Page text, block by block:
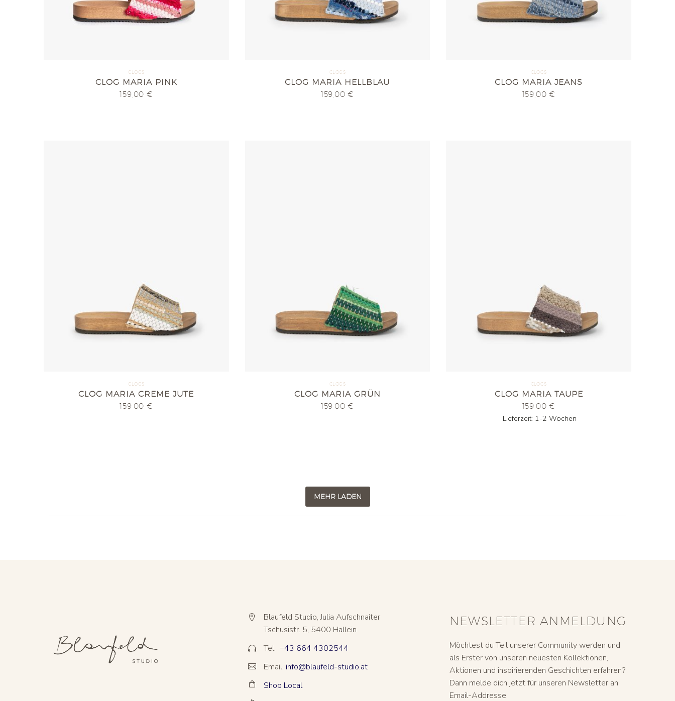
CLOGS
CLOG MARIA PINK
159,00 €
CLOGS
CLOG MARIA HELLBLAU
159,00€
CLOGS
CLOG MARIA JEANS
159,00 €
CLOGS
CLOG MARIA CREME JUTE
159,00 €
CLOGS
CLOG MARIA GRÜN
159,00€
CLOGS
CLOG MARIA TAUPE
159,00 €
Lieferzeit: 1-2 Wochen
MEHR LADEN


Blaufeld Studio, Julia Aufschnaiter
Tschusistr. 5, 5400 Hallein

 Tel: +43 664 4302544

 Email: info@blaufeld-studio.at

 Shop Local
NEWSLETTER ANMELDUNG
Möchtest du Teil unserer Community werden und
als Erster von unseren neuesten Kollektionen,
Aktionen und inspirierenden Geschichten erfahren?
Dann melde dich jetzt für unseren Newsletter an!
Email-Addresse